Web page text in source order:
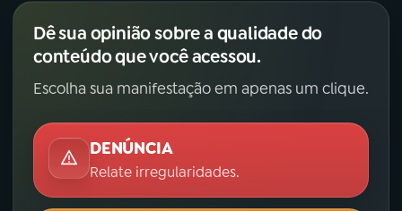
Dê sua opinião sobre a qualidade do
conteúdo que você acessou.
Escolha sua manifestação em apenas um clique.
DENÚNCIA
Relate irregularidades.